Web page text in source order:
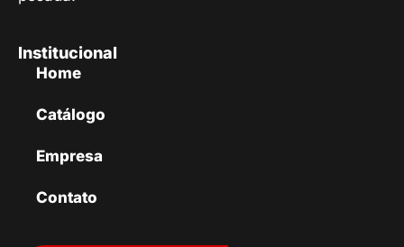
Institucional
Home
Catálogo
Empresa
Contato